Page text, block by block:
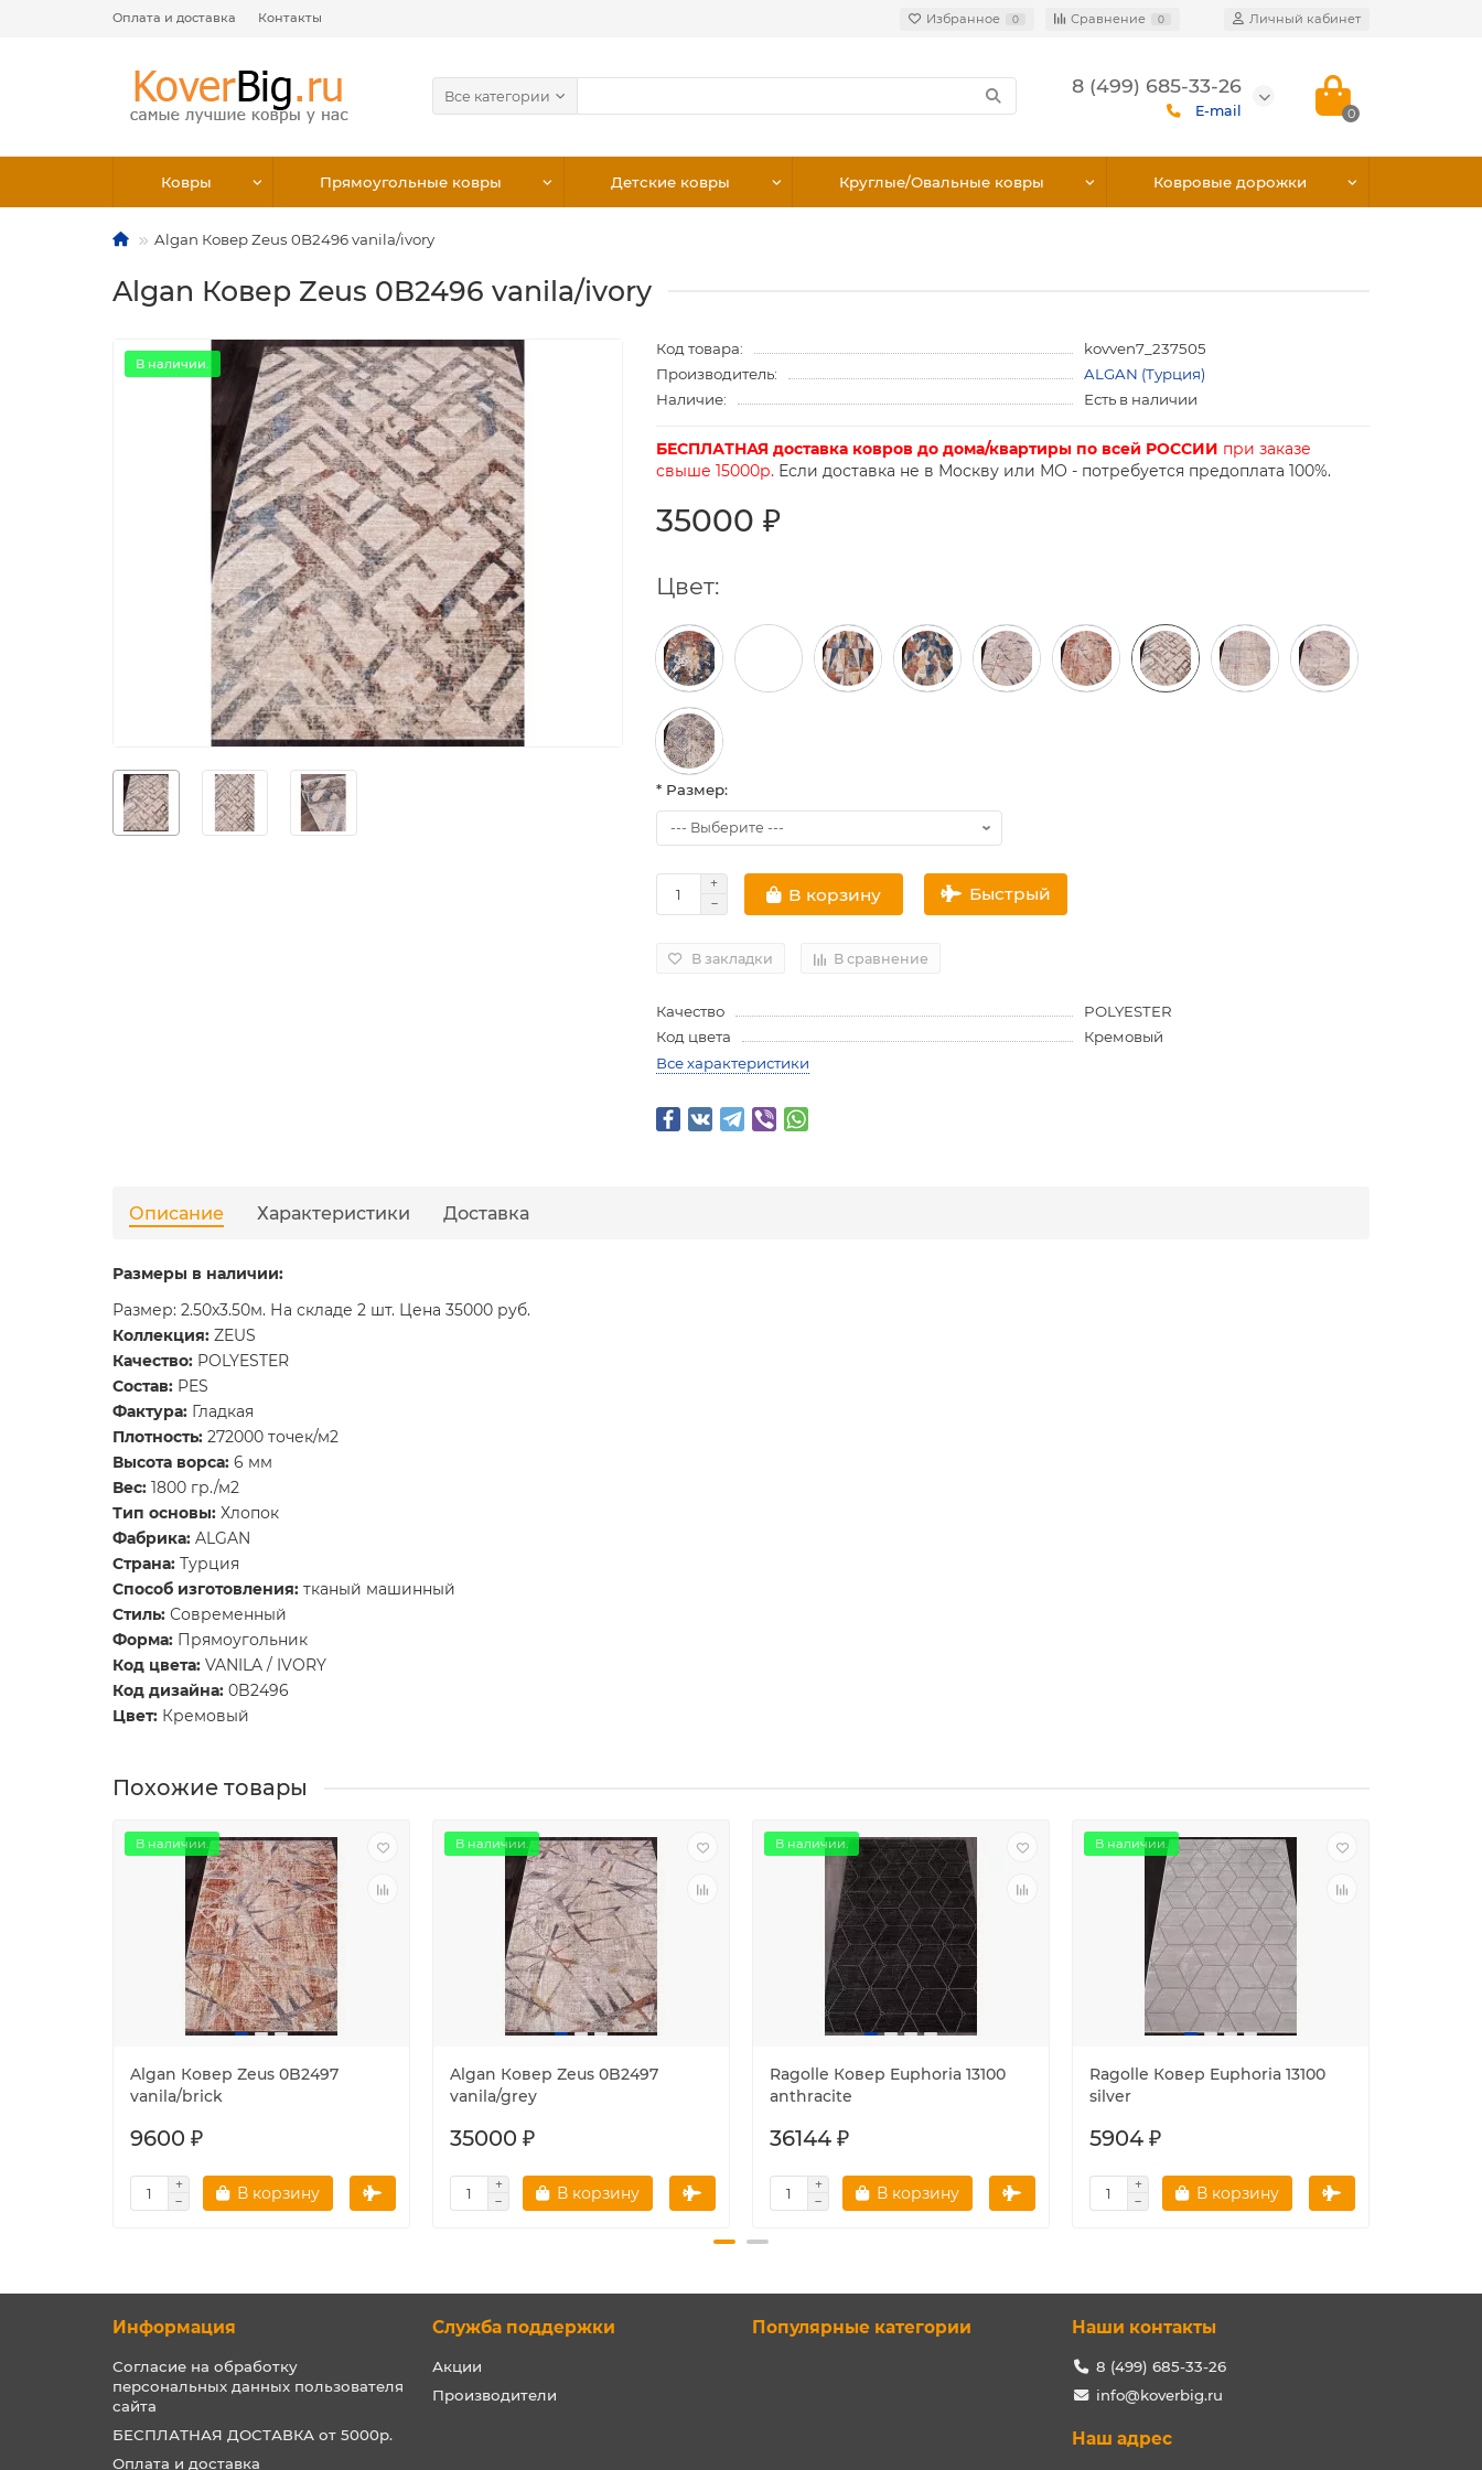
Оплата и доставка Контакты Избранное 0 Сравнение 0 Личный кабинет
Все категории 8 (499) 685-33-26
E-mail 0
Ковры Прямоугольные ковры Детские ковры Круглые/Овальные ковры Ковровые дорожки
Algan Ковер Zeus 0B2496 vanila/ivory
Algan Ковер Zeus 0B2496 vanila/ivory
В наличии.
Код товара:
kovven7_237505
Производитель:
ALGAN (Турция)
Наличие:
Есть в наличии
БЕСПЛАТНАЯ доставка ковров до дома/квартиры по всей РОССИИ при заказе
свыше 15000р. Если доставка не в Москву или МО - потребуется предоплата 100%.
35000 ₽
Цвет:
* Размер:
В корзину Быстрый
В закладки В сравнение
Качество
POLYESTER
Код цвета
Кремовый
Все характеристики
Описание Характеристики Доставка
Размеры в наличии:
Размер: 2.50x3.50м. На складе 2 шт. Цена 35000 руб.
Коллекция: ZEUS
Качество: POLYESTER
Состав: PES
Фактура: Гладкая
Плотность: 272000 точек/м2
Высота ворса: 6 мм
Вес: 1800 гр./м2
Тип основы: Хлопок
Фабрика: ALGAN
Страна: Турция
Способ изготовления: тканый машинный
Стиль: Современный
Форма: Прямоугольник
Код цвета: VANILA / IVORY
Код дизайна: 0B2496
Цвет: Кремовый
Похожие товары
В наличии.
Algan Ковер Zeus 0B2497
vanila/brick
9600 ₽
В корзину
В наличии.
Algan Ковер Zeus 0B2497
vanila/grey
35000 ₽
В корзину
В наличии.
Ragolle Ковер Euphoria 13100
anthracite
36144 ₽
В корзину
В наличии.
Ragolle Ковер Euphoria 13100
silver
5904 ₽
В корзину
Информация
Согласие на обработку
персональных данных пользователя
сайта
БЕСПЛАТНАЯ ДОСТАВКА от 5000р.
Оплата и доставка
Служба поддержки
Акции
Производители
Популярные категории Наши контакты
8 (499) 685-33-26
info@koverbig.ru
Наш адрес